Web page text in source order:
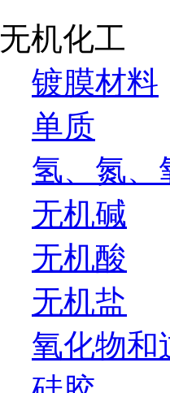
无机化工
镀膜材料
单质
氢、氮、
无机碱
无机酸
无机盐
氧化物和